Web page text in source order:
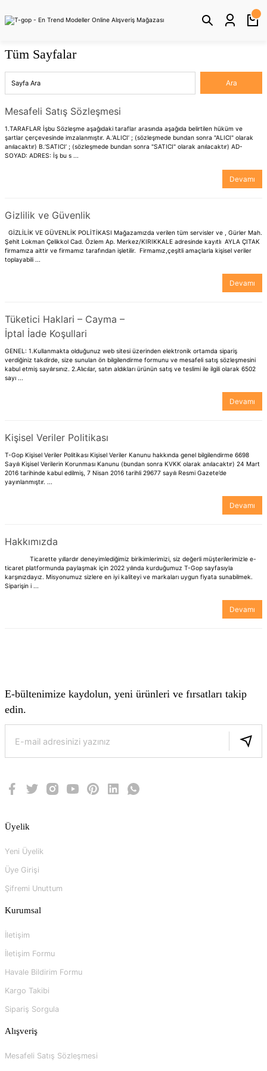
Tüm Sayfalar
Mesafeli Satış Sözleşmesi
1.TARAFLAR İşbu Sözleşme aşağıdaki taraflar arasında aşağıda belirtilen hüküm ve
şartlar çerçevesinde imzalanmıştır. A.‘ALICI’ ; (sözleşmede bundan sonra "ALICI" olarak
anılacaktır) B.‘SATICI’ ; (sözleşmede bundan sonra "SATICI" olarak anılacaktır) AD-
SOYAD: ADRES: İş bu s ...
Devamı
Gizlilik ve Güvenlik
GİZLİLİK VE GÜVENLİK POLİTİKASI Mağazamızda verilen tüm servisler ve , Gürler Mah.
Şehit Lokman Çelikkol Cad. Özlem Ap. Merkez/KIRIKKALE adresinde kayıtlı AYLA ÇITAK
firmamıza aittir ve firmamız tarafından işletilir. Firmamız,çeşitli amaçlarla kişisel veriler
toplayabili ...
Devamı
Tüketici Haklari – Cayma –
İptal İade Koşullari
GENEL: 1.Kullanmakta olduğunuz web sitesi üzerinden elektronik ortamda sipariş
verdiğiniz takdirde, size sunulan ön bilgilendirme formunu ve mesafeli satış sözleşmesini
kabul etmiş sayılırsınız. 2.Alıcılar, satın aldıkları ürünün satış ve teslimi ile ilgili olarak 6502
sayı ...
Devamı
Kişisel Veriler Politikası
T-Gop Kişisel Veriler Politikası Kişisel Veriler Kanunu hakkında genel bilgilendirme 6698
Sayılı Kişisel Verilerin Korunması Kanunu (bundan sonra KVKK olarak anılacaktır) 24 Mart
2016 tarihinde kabul edilmiş, 7 Nisan 2016 tarihli 29677 sayılı Resmi Gazete’de
yayınlanmıştır. ...
Devamı
Hakkımızda
Ticarette yıllardır deneyimlediğimiz birikimlerimizi, siz değerli müşterilerimizle e-
ticaret platformunda paylaşmak için 2022 yılında kurduğumuz T-Gop sayfasıyla
karşınızdayız. Misyonumuz sizlere en iyi kaliteyi ve markaları uygun fiyata sunabilmek.
Siparişin i ...
Devamı
E-bültenimize kaydolun, yeni ürünleri ve fırsatları takip
edin.
Üyelik
Yeni Üyelik
Üye Girişi
Şifremi Unuttum
Kurumsal
İletişim
İletişim Formu
Havale Bildirim Formu
Kargo Takibi
Sipariş Sorgula
Alışveriş
Mesafeli Satış Sözleşmesi